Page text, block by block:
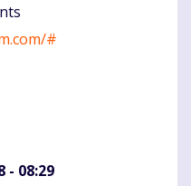
#
- 08:29